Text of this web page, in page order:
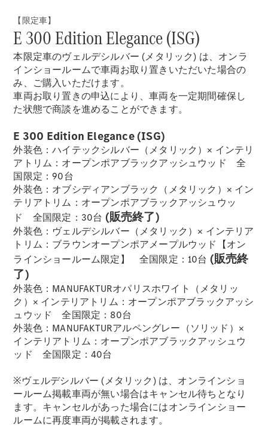
ベント キャ
ンペーン
Mercedes-
Benz LIVE!
Mercedes-
Benz
STUDIO
TOKYO
ディーラー
検索
ご購入相談
のご購入サ
ポート
デジタルコ
ンパニオン
限定車ライ
ンアップ
【限定車】
E 300 Edition Elegance (ISG)
本限定車のヴェルデシルバー (メタリック) は、オンラ
インショールームで車両お取り置きいただいた場合の
み、ご購入いただけます。
車両お取り置きの申込により、車両を一定期間確保し
た状態で商談を進めることができます。
E 300 Edition Elegance (ISG)
外装色：ハイテックシルバー（メタリック）× インテリ
アトリム：オープンポアブラックアッシュウッド 全
国限定：90台
外装色：オブシディアンブラック（メタリック）× イン
テリアトリム：オープンポアブラックアッシュウッ
ド 全国限定：30台 (販売終了)
外装色：ヴェルデシルバー（メタリック）× インテリア
トリム：ブラウンオープンポアメープルウッド【オン
ラインショールーム限定】 全国限定：10台 (販売終
了)
外装色：MANUFAKTURオパリスホワイト（メタリッ
ク）× インテリアトリム：オープンポアブラックアッシ
ュウッド 全国限定：80台
外装色：MANUFAKTURアルペングレー（ソリッド）×
インテリアトリム：オープンポアブラックアッシュウ
ッド 全国限定：40台
※ヴェルデシルバー (メタリック) は、オンラインショ
ールーム掲載車両が無い場合はキャンセル待ちとなり
ます。キャンセルがあった場合にはオンラインショー
ルームに再度車両が掲載されます。